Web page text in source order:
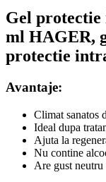
Gel
ml HAGER,
protectie
Avantaje:
Climat sanatos
Ideal dupa
Ajuta la
Nu contine
Are gust neutru